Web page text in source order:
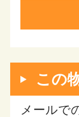
この
メールで